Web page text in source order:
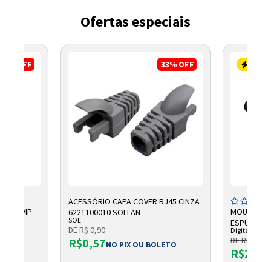
Ofertas especiais
OFF
VIP
33% OFF
ACESSÓRIO CAPA COVER RJ45 CINZA
6221100010 SOLLAN
SOL
DE R$ 0,90
R$0,57NO PIX OU BOLETO
ESPUMA
Digitador
DE R$ 46,90